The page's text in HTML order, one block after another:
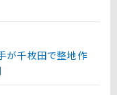
が千枚田で整地作